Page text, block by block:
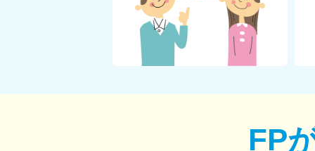
FP